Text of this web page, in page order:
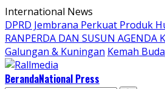
Langsung
ke
konten
International News
DPRD Jembrana Perkuat Produk
RANPERDA DAN SUSUN AGENDA
Galungan & Kuningan Kemah
BerandaNational Press